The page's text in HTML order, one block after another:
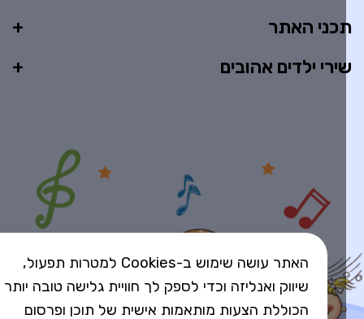
האתר
ילדים אהובים
האתר עושה שימוש ב-Cookies למטרות תפעול,
שיווק ואנליזה וכדי לספק לך חוויית גלישה טובה יותר
הכוללת הצעות מותאמות אישית של תוכן ופרסום